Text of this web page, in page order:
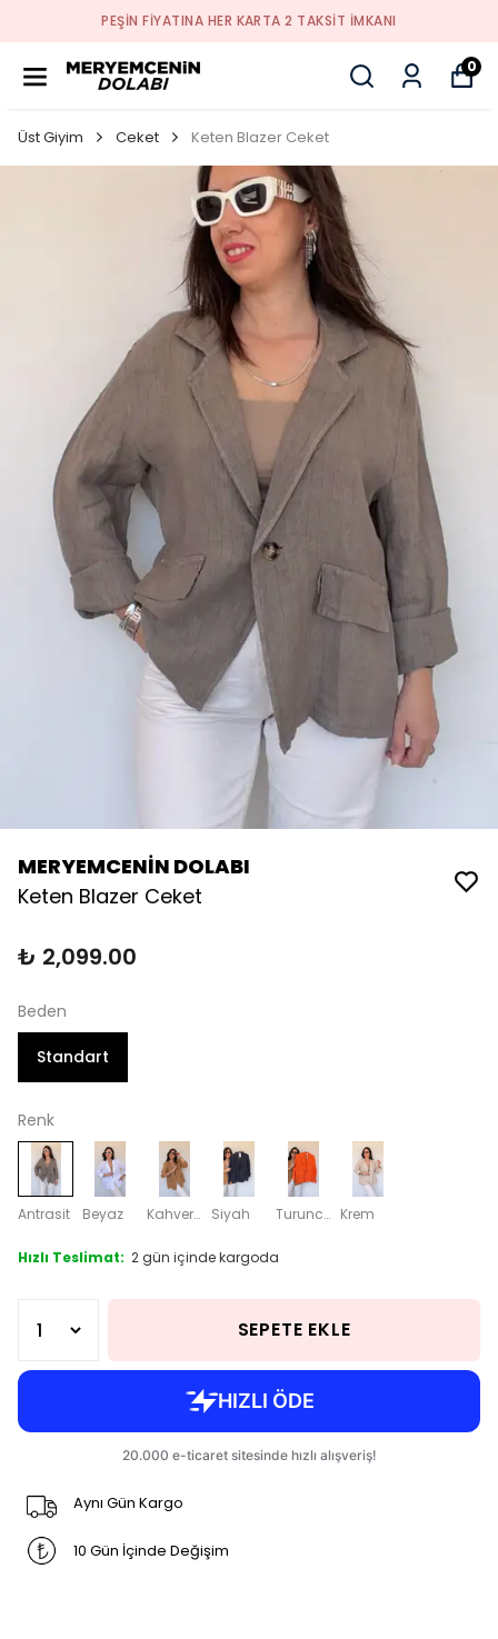
PEŞİN FİYATINA HER KARTA 2 TAKSİT İMKANI
0
Üst Giyim Ceket Keten Blazer Ceket
MERYEMCENİN DOLABI
Keten Blazer Ceket
₺ 2,099.00
Beden
Standart
Renk
Antrasit Beyaz Kahverengi Siyah Turuncu Krem
Hızlı Teslimat: 2 gün içinde kargoda
SEPETE EKLE
Aynı Gün Kargo
10 Gün İçinde Değişim